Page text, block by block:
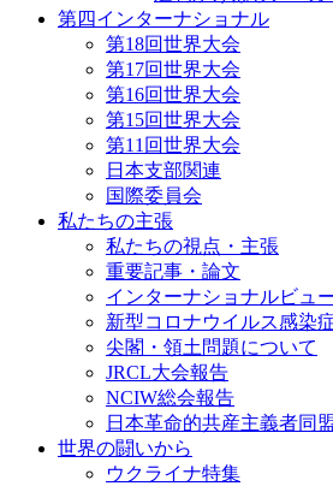
第四インターナショナル
第18回世界大会
第17回世界大会
第16回世界大会
第15回世界大会
第11回世界大会
日本支部関連
国際委員会
私たちの主張
私たちの視点・主張
重要記事・論文
インターナショナルビュ
新型コロナウイルス感染
尖閣・領土問題について
JRCL大会報告
NCIW総会報告
日本革命的共産主義者同
世界の闘いから
ウクライナ特集